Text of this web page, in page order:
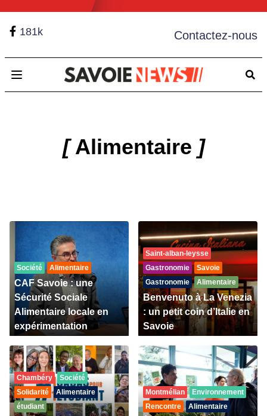
181k Contactez-nous
Open main menu
[Alimentaire ]
Société Alimentaire
CAF Savoie : une
Sécurité Sociale
Alimentaire locale en
expérimentation
Saint-alban-leysse
Gastronomie
Savoie
Gastronomie
Alimentaire
Benvenuto à La Venezia
: un petit coin d’Italie en
Savoie
Chambéry
Société
Solidarité
Alimentaire
étudiant
Montmélian
Environnement
Rencontre
Alimentaire